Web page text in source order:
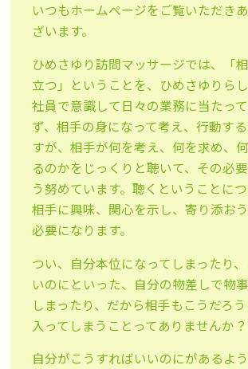
いつもホームページをご覧いただき
ざいます。
ひめさゆり訪問マッサージでは、「
立つ」ということを、ひめさゆりら
社員で意識して日々の業務に当たっ
ず、相手の身になって考え、行動す
すが、相手が何を考え、何を求め、
るのかをじっくりと聴いて、その必
う努めています。聴くということに
相手に興味、関心を示し、寄り添お
必要になります。
つい、自分本位になってしまったり
いのにといった、自分の物差しで物
しまったり、だから相手もこうだろ
入ってしまうことってありませんか？
自分がこうすればいいのにがあるよ